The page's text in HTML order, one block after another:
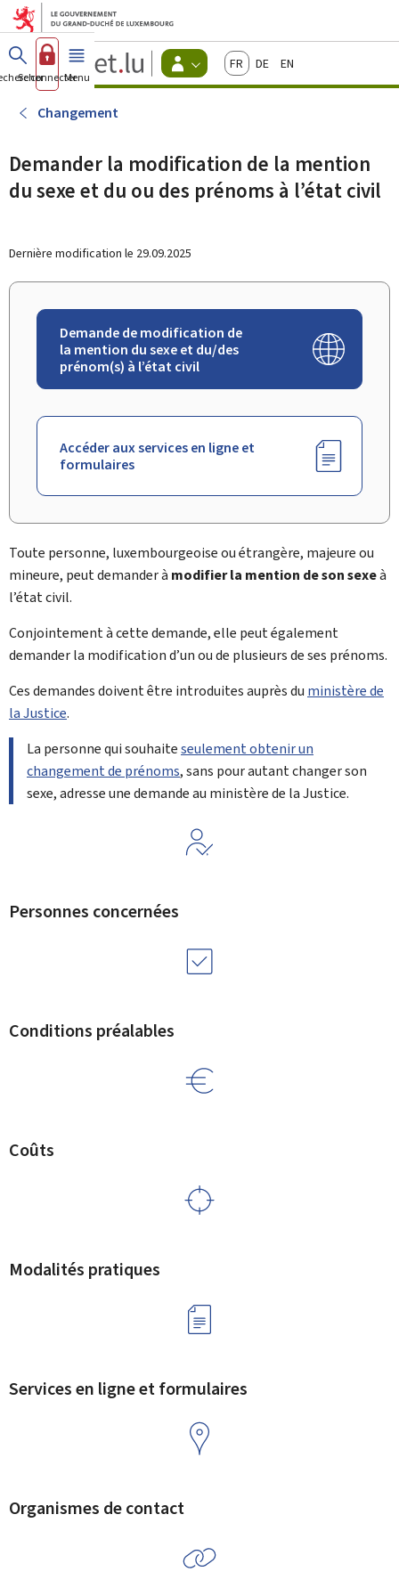
Aller au menu principal
Aller au contenu
Guichet.lu
Changer
d'espace
actif
FrançaisDeutschEnglish
Se connecterMenu principal
Changement
Demander la modification de la mention
du sexe et du ou des prénoms à l’état civil
Dernière modification le 29.09.2025
Demande de modification de
la mention du sexe et du/des
prénom(s) à l’état civil
Accéder aux services en ligne et
formulaires
Toute personne, luxembourgeoise ou étrangère, majeure ou
mineure, peut demander à modifier la mention de son sexeà
l’état civil.
Conjointement à cette demande, elle peut également
demander la modification d’un ou de plusieurs de ses prénoms.
Ces demandes doivent être introduites auprès du ministère de
la Justice.
La personne qui souhaiteseulement obtenir un
changement de prénoms, sans pour autant changer son
sexe, adresse une demande au ministère de la Justice.
Personnes concernées
Conditions préalables
Coûts
Modalités pratiques
Services en ligne et formulaires
Organismes de contact